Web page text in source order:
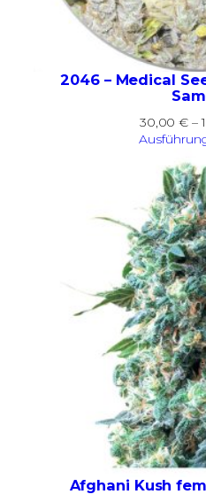
2046 – Medical
30,00€ –
Afghani Kush